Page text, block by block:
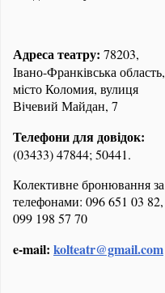
Адреса театру: 78203,
Івано-Франківська область,
місто Коломия, вулиця
Вічевий Майдан, 7
Телефони для довідок:
(03433) 47844; 50441.
Колективне бронювання за
телефонами: 096 651 03 82,
099 198 57 70
e-mail: kolteatr@gmail.com